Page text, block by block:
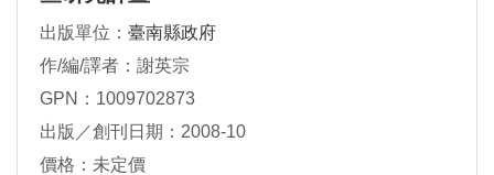
出版單位： 臺南縣政府
作/編/譯者：謝英宗
GPN：1009702873
出版／創刊日期：2008-10
價格：未定價